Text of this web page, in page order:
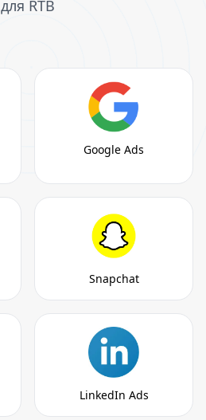
для RTB
Google Ads
Snapchat
LinkedIn Ads